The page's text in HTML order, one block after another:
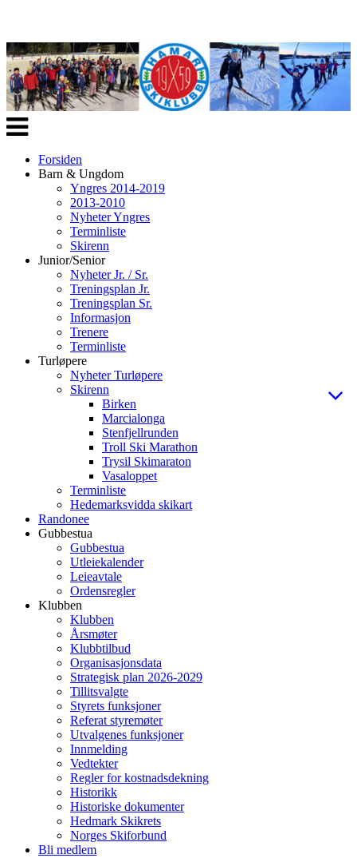
Veksle
navigasjon
Forsiden
Barn & Ungdom
Yngres 2014-2019
2013-2010
Nyheter Yngres
Terminliste
Skirenn
Junior/Senior
Nyheter Jr. / Sr.
Treningsplan Jr.
Treningsplan Sr.
Informasjon
Trenere
Terminliste
Turløpere
Nyheter Turløpere
Skirenn
Birken
Marcialonga
Stenfjellrunden
Troll Ski Marathon
Trysil Skimaraton
Vasaloppet
Terminliste
Hedemarksvidda skikart
Randonee
Gubbestua
Gubbestua
Utleiekalender
Leieavtale
Ordensregler
Klubben
Klubben
Årsmøter
Klubbtilbud
Organisasjonsdata
Strategisk plan 2026-2029
Tillitsvalgte
Styrets funksjoner
Referat styremøter
Utvalgenes funksjoner
Innmelding
Vedtekter
Regler for kostnadsdekning
Historikk
Historiske dokumenter
Hedmark Skikrets
Norges Skiforbund
Bli medlem